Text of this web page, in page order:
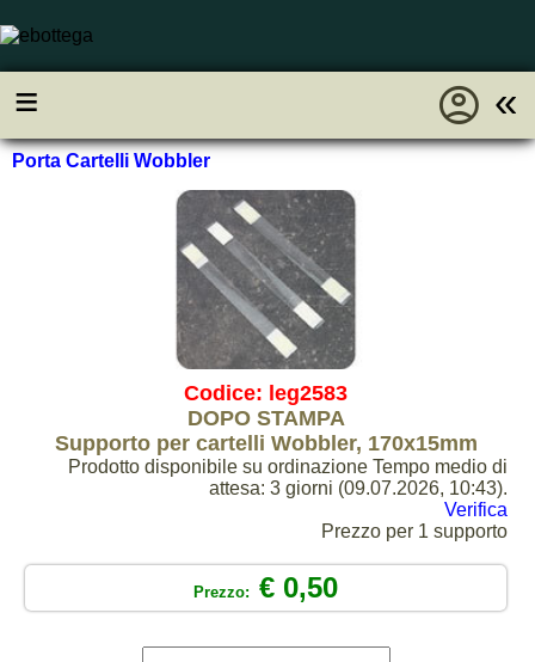
≡ «
account_circle
Porta Cartelli Wobbler
Codice: leg2583
DOPO STAMPA
Supporto per cartelli Wobbler, 170x15mm
Prodotto disponibile su ordinazione Tempo medio di
attesa: 3 giorni (09.07.2026, 10:43).
Verifica
Prezzo per 1 supporto
Prezzo: € 0,50